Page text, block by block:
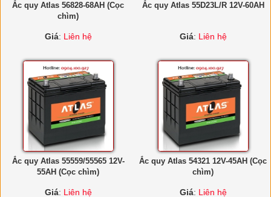
Ắc quy Atlas 56828-68AH (Cọc
chìm)
Giá: Liên hệ
Ắc quy Atlas 55D23L/R 12V-60AH
Giá: Liên hệ
Ắc quy Atlas 55559/55565 12V-
55AH (Cọc chìm)
Giá: Liên hệ
Ắc quy Atlas 54321 12V-45AH (Cọc
chìm)
Giá: Liên hệ